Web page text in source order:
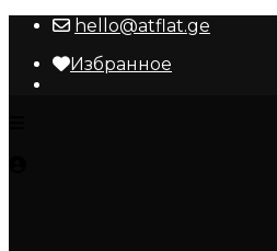
hello@atflat.ge
Избранное